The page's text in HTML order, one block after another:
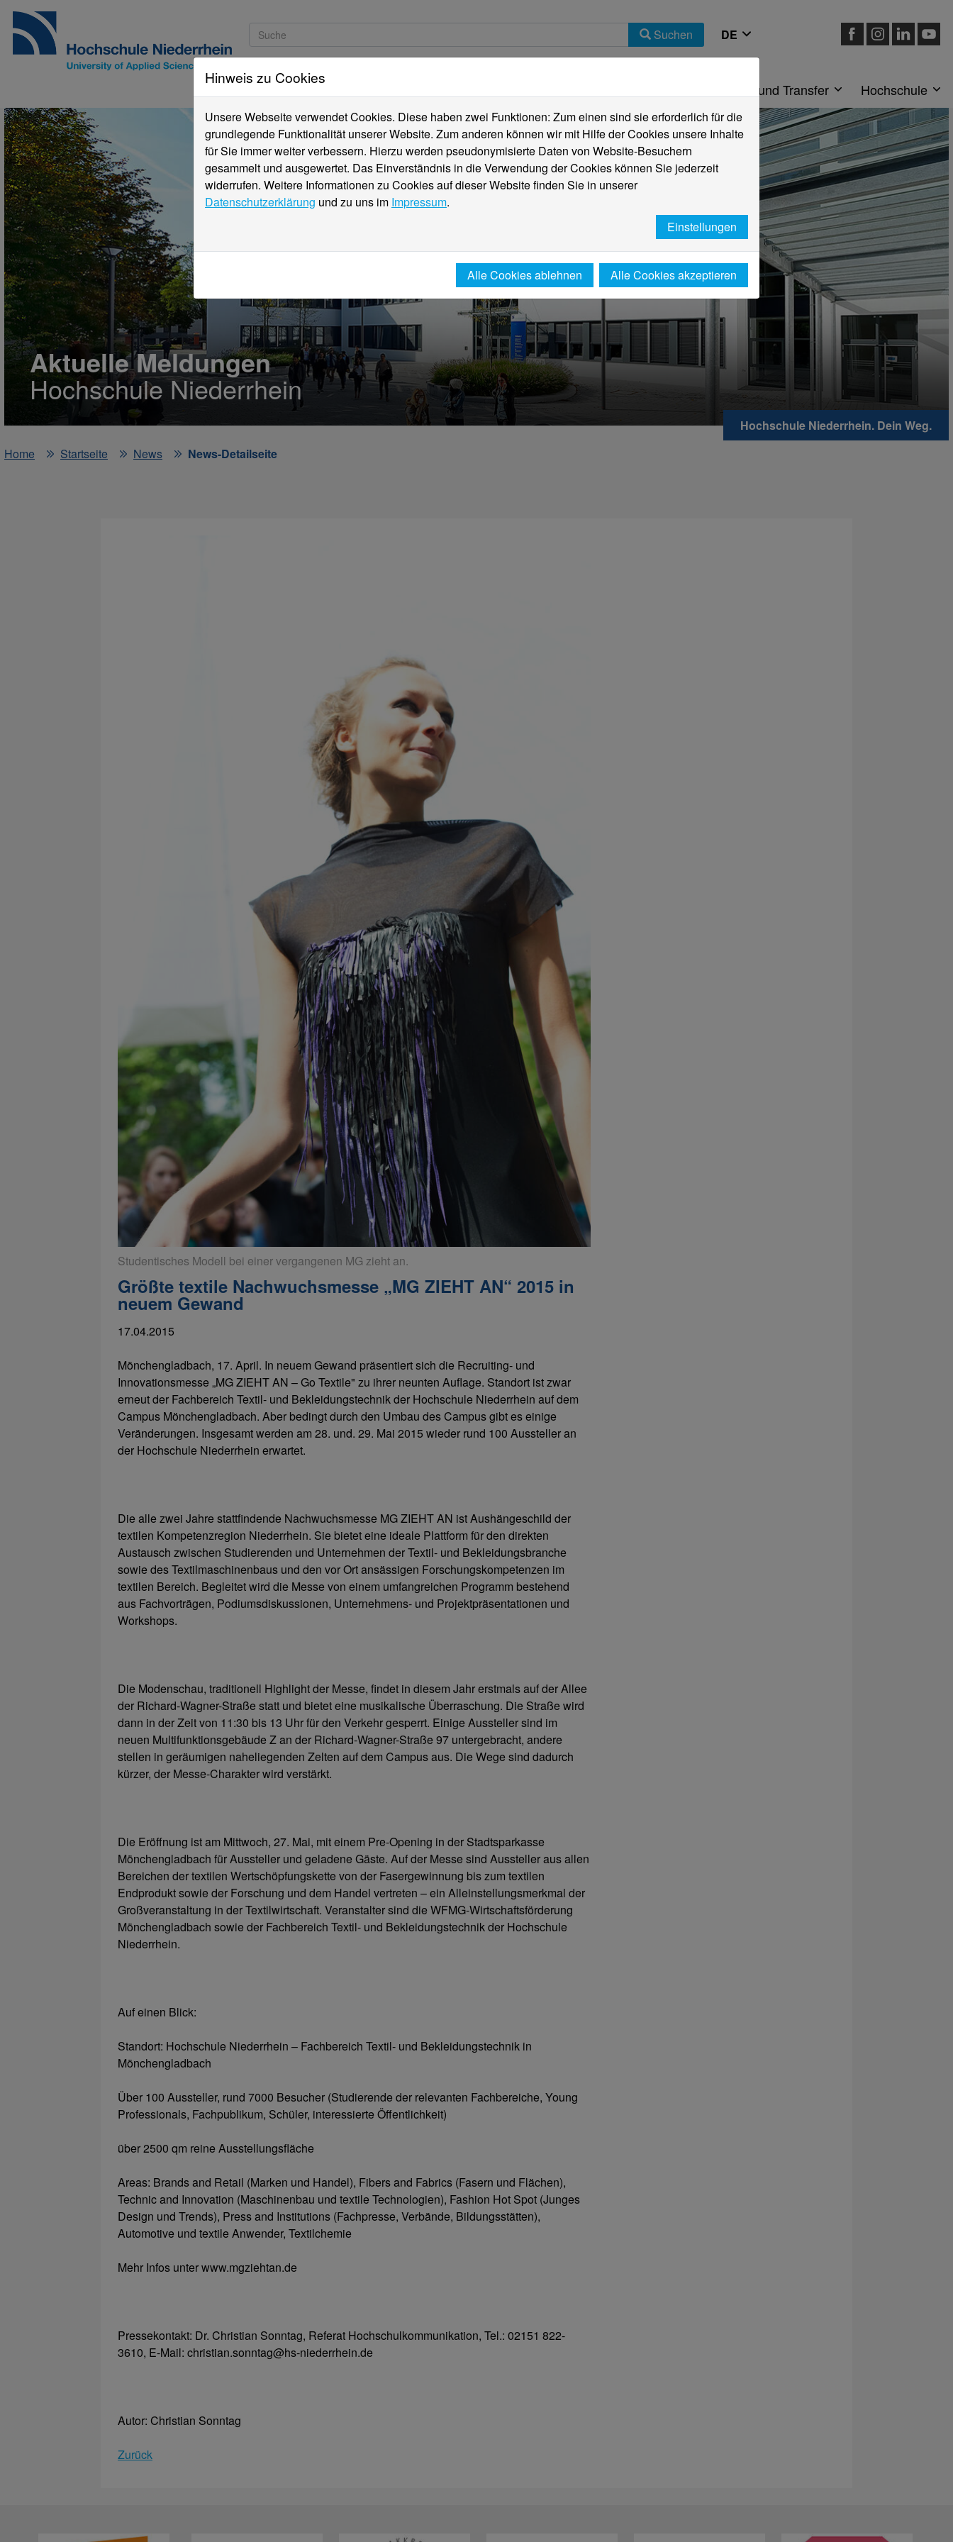
Suchen
Studieninteressierte Forschung und Transfer Hochschule
Aktuelle Meldungen
Hochschule Niederrhein
Hochschule Niederrhein. Dein Weg.
Home
Startseite News News-Detailseite
Studentisches Modell bei einer vergangenen MG zieht an.
Größte textile Nachwuchsmesse „MG ZIEHT AN“ 2015 in
neuem Gewand
17.04.2015
Mönchengladbach, 17. April. In neuem Gewand präsentiert sich die Recruiting- und
Innovationsmesse „MG ZIEHT AN – Go Textile" zu ihrer neunten Auflage. Standort ist zwar
erneut der Fachbereich Textil- und Bekleidungstechnik der Hochschule Niederrhein auf dem
Campus Mönchengladbach. Aber bedingt durch den Umbau des Campus gibt es einige
Veränderungen. Insgesamt werden am 28. und. 29. Mai 2015 wieder rund 100 Aussteller an
der Hochschule Niederrhein erwartet.
Die alle zwei Jahre stattfindende Nachwuchsmesse MG ZIEHT AN ist Aushängeschild der
textilen Kompetenzregion Niederrhein. Sie bietet eine ideale Plattform für den direkten
Austausch zwischen Studierenden und Unternehmen der Textil- und Bekleidungsbranche
sowie des Textilmaschinenbaus und den vor Ort ansässigen Forschungskompetenzen im
textilen Bereich. Begleitet wird die Messe von einem umfangreichen Programm bestehend
aus Fachvorträgen, Podiumsdiskussionen, Unternehmens- und Projektpräsentationen und
Workshops.
Die Modenschau, traditionell Highlight der Messe, findet in diesem Jahr erstmals auf der Allee
der Richard-Wagner-Straße statt und bietet eine musikalische Überraschung. Die Straße wird
dann in der Zeit von 11:30 bis 13 Uhr für den Verkehr gesperrt. Einige Aussteller sind im
neuen Multifunktionsgebäude Z an der Richard-Wagner-Straße 97 untergebracht, andere
stellen in geräumigen naheliegenden Zelten auf dem Campus aus. Die Wege sind dadurch
kürzer, der Messe-Charakter wird verstärkt.
Die Eröffnung ist am Mittwoch, 27. Mai, mit einem Pre-Opening in der Stadtsparkasse
Mönchengladbach für Aussteller und geladene Gäste. Auf der Messe sind Aussteller aus allen
Bereichen der textilen Wertschöpfungskette von der Fasergewinnung bis zum textilen
Endprodukt sowie der Forschung und dem Handel vertreten – ein Alleinstellungsmerkmal der
Großveranstaltung in der Textilwirtschaft. Veranstalter sind die WFMG-Wirtschaftsförderung
Mönchengladbach sowie der Fachbereich Textil- und Bekleidungstechnik der Hochschule
Niederrhein.
Auf einen Blick:
Standort: Hochschule Niederrhein – Fachbereich Textil- und Bekleidungstechnik in
Mönchengladbach
Über 100 Aussteller, rund 7000 Besucher (Studierende der relevanten Fachbereiche, Young
Professionals, Fachpublikum, Schüler, interessierte Öffentlichkeit)
über 2500 qm reine Ausstellungsfläche
Areas: Brands and Retail (Marken und Handel), Fibers and Fabrics (Fasern und Flächen),
Technic and Innovation (Maschinenbau und textile Technologien), Fashion Hot Spot (Junges
Design und Trends), Press and Institutions (Fachpresse, Verbände, Bildungsstätten),
Automotive und textile Anwender, Textilchemie
Mehr Infos unter www.mgziehtan.de
Pressekontakt: Dr. Christian Sonntag, Referat Hochschulkommunikation, Tel.: 02151 822-
3610, E-Mail: christian.sonntag@hs-niederrhein.de
Autor: Christian Sonntag
Zurück
Hinweis zu Cookies
Unsere Webseite verwendet Cookies. Diese haben zwei Funktionen: Zum einen sind sie erforderlich für die
grundlegende Funktionalität unserer Website. Zum anderen können wir mit Hilfe der Cookies unsere Inhalte
für Sie immer weiter verbessern. Hierzu werden pseudonymisierte Daten von Website-Besuchern
gesammelt und ausgewertet. Das Einverständnis in die Verwendung der Cookies können Sie jederzeit
widerrufen. Weitere Informationen zu Cookies auf dieser Website finden Sie in unserer
Datenschutzerklärung und zu uns im Impressum.
Einstellungen
Alle Cookies ablehnen Alle Cookies akzeptieren